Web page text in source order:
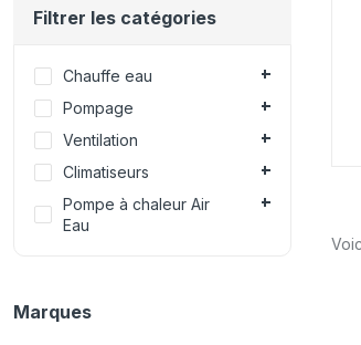
Filtrer les catégories
Chauffe eau
Pompage
Ventilation
Climatiseurs
Pompe à chaleur Air
Eau
Marques